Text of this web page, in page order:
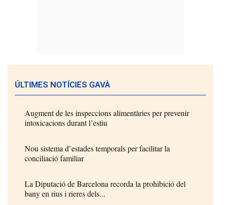
ÚLTIMES NOTÍCIES GAVÀ
Augment de les inspeccions alimentàries per prevenir
intoxicacions durant l’estiu
Nou sistema d’estades temporals per facilitar la
conciliació familiar
La Diputació de Barcelona recorda la prohibició del
bany en rius i rieres dels...